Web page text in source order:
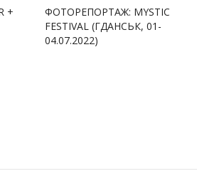
+
ФОТОРЕПОРТАЖ: MYSTIC
FESTIVAL (ГДАНСЬК, 01-
04.07.2022)